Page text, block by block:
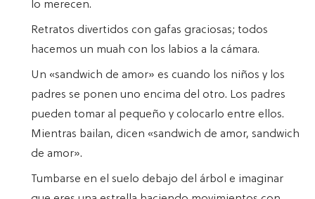
lo merecen.
Retratos divertidos con gafas graciosas; todos
hacemos un muah con los labios a la cámara.
Un «sandwich de amor» es cuando los niños y los
padres se ponen uno encima del otro. Los padres
pueden tomar al pequeño y colocarlo entre ellos.
Mientras bailan, dicen «sandwich de amor, sandwich
de amor».
Tumbarse en el suelo debajo del árbol e imaginar